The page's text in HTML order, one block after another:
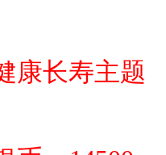
康长寿主题